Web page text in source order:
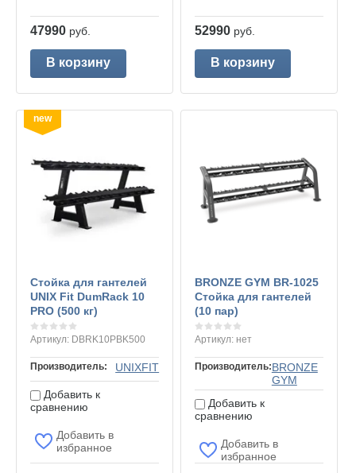
47990 руб.
В корзину
52990 руб.
В корзину
new
Стойка для гантелей
UNIX Fit DumRack 10
PRO (500 кг)
Артикул: DBRK10PBK500
Производитель: UNIXFIT
Добавить к
сравнению
Добавить в
избранное
BRONZE GYM BR-1025
Стойка для гантелей
(10 пар)
Артикул:нет
Производитель:BRONZE
GYM
Добавить к
сравнению
Добавить в
избранное